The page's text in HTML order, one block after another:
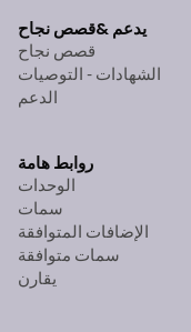
يدعم &قصص نجاح
قصص نجاح
الشهادات - التوصيات
الدعم
روابط هامة
الوحدات
سمات
الإضافات المتوافقة
سمات متوافقة
يقارن